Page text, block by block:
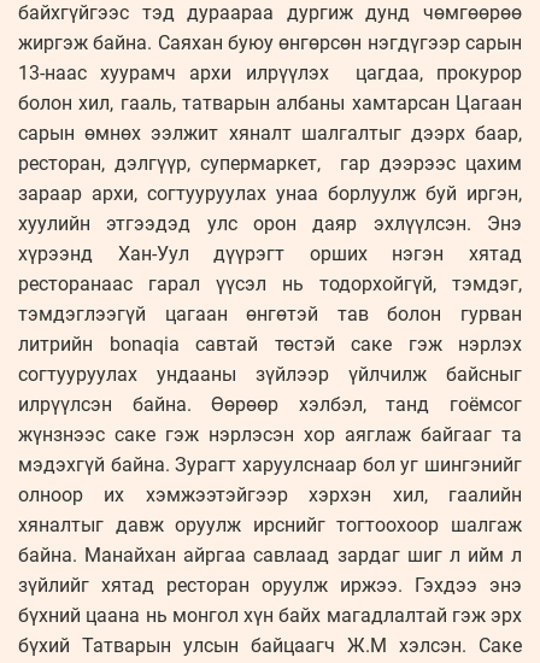
байхгүйгээс тэд дураараа дургиж дунд чөмгөөрөө
жиргэж байна. Саяхан буюу өнгөрсөн нэгдүгээр сарын
13-наас хуурамч архи илрүүлэх цагдаа, прокурор
болон хил, гааль, татварын албаны хамтарсан Цагаан
сарын өмнөх ээлжит хяналт шалгалтыг дээрх баар,
ресторан, дэлгүүр, супермаркет, гар дээрээс цахим
зараар архи, согтууруулах унаа борлуулж буй иргэн,
хуулийн этгээдэд улс орон даяр эхлүүлсэн. Энэ
хүрээнд Хан-Уул дүүрэгт орших нэгэн хятад
ресторанаас гарал үүсэл нь тодорхойгүй, тэмдэг,
тэмдэглээгүй цагаан өнгөтэй тав болон гурван
литрийн bonaqia савтай төстэй саке гэж нэрлэх
согтууруулах ундааны зүйлээр үйлчилж байсныг
илрүүлсэн байна. Өөрөөр хэлбэл, танд гоёмсог
жүнзнээс саке гэж нэрлэсэн хор аяглаж байгааг та
мэдэхгүй байна. Зурагт харуулснаар бол уг шингэнийг
олноор их хэмжээтэйгээр хэрхэн хил, гаалийн
хяналтыг давж оруулж ирснийг тогтоохоор шалгаж
байна. Манайхан айргаа савлаад зардаг шиг л ийм л
зүйлийг хятад ресторан оруулж иржээ. Гэхдээ энэ
бүхний цаана нь монгол хүн байх магадлалтай гэж эрх
бүхий Татварын улсын байцаагч Ж.М хэлсэн. Саке